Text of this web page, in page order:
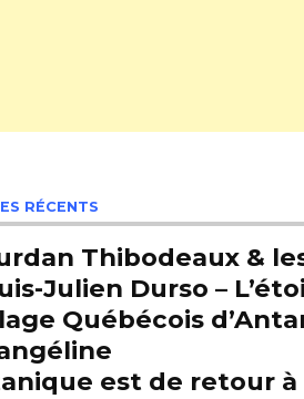
RÉCENTS
Thibodeaux &
Julien Durso –
Québécois
est de retour